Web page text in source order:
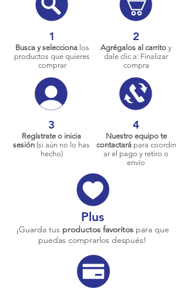
1
Busca y seleccionalos
productos que quieres
comprar
2
Agrégalos al carrito y
dale clic a: Finalizar
compra
3
Regístrate o inicia
sesión (si aún no lo has
hecho)
4
Nuestro equipo te
contactarápara coordin
ar el pago y retiro o
envío
Plus
¡Guarda tus productos favoritos para que
puedas comprarlos después!